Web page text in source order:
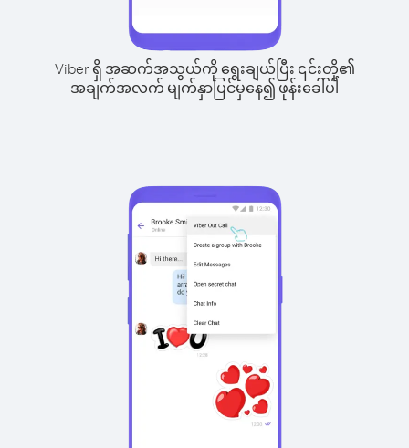
Viber ရှိ အဆက်အသွယ်ကို ရွေးချယ်ပြီး ၎င်းတို့၏
အချက်အလက် မျက်နှာပြင်မှနေ၍ ဖုန်းခေါ်ပါ